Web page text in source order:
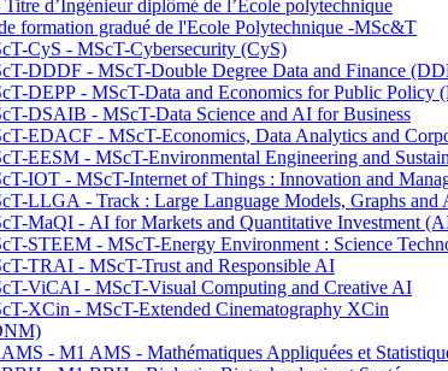
d’Ingénieur diplômé de l’École polytechnique
formation gradué de l'Ecole Polytechnique -MSc&T
CyS - MScT-Cybersecurity (CyS)
DDDF - MScT-Double Degree Data and Finance
DEPP - MScT-Data and Economics for Public Policy
DSAIB - MScT-Data Science and AI for Business
EDACF - MScT-Economics, Data Analytics and
EESM - MScT-Environmental Engineering and
IOT - MScT-Internet of Things : Innovation and
LLGA - Track : Large Language Models, Graphs and
MaQI - AI for Markets and Quantitative Investment
STEEM - MScT-Energy Environment : Science
TRAI - MScT-Trust and Responsible AI
ViCAI - MScT-Visual Computing and Creative AI
XCin - MScT-Extended Cinematography XCin
- M1 AMS - Mathématiques Appliquées et